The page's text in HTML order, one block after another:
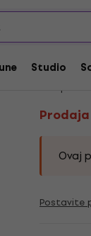
Studio
Prodaja
BC
Kod
Ovaj
Postavite